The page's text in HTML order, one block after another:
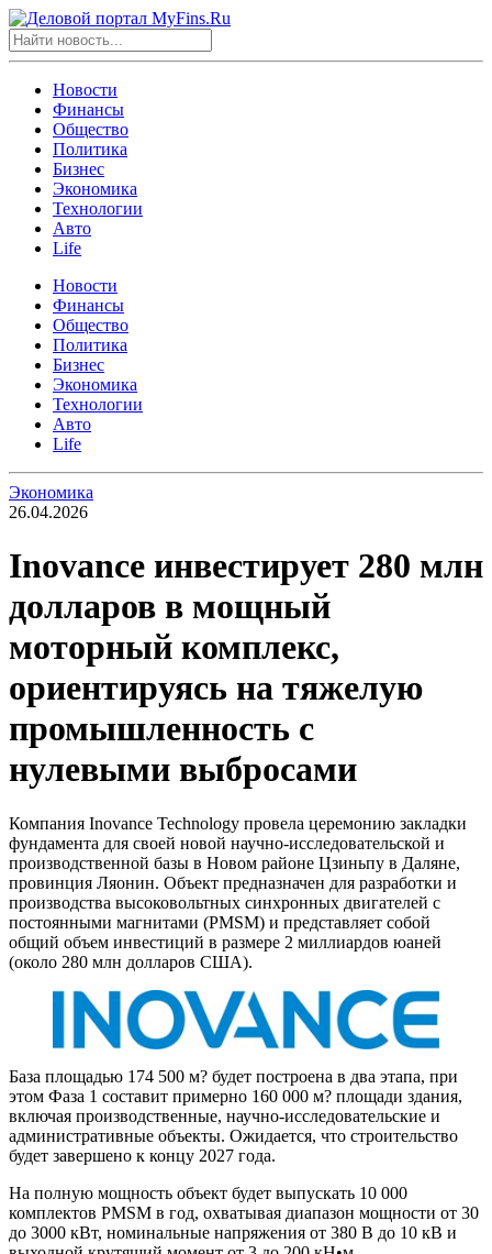
Новости
Финансы
Общество
Политика
Бизнес
Экономика
Технологии
Авто
Life
Новости
Финансы
Общество
Политика
Бизнес
Экономика
Технологии
Авто
Life
Экономика
26.04.2026
Inovance инвестирует 280 млн
долларов в мощный
моторный комплекс,
ориентируясь на тяжелую
промышленность с
нулевыми выбросами
Компания Inovance Technology провела церемонию закладки
фундамента для своей новой научно-исследовательской и
производственной базы в Новом районе Цзиньпу в Даляне,
провинция Ляонин. Объект предназначен для разработки и
производства высоковольтных синхронных двигателей с
постоянными магнитами (PMSM) и представляет собой
общий объем инвестиций в размере 2 миллиардов юаней
(около 280 млн долларов США).
База площадью 174 500 м? будет построена в два этапа, при
этом Фаза 1 составит примерно 160 000 м? площади здания,
включая производственные, научно-исследовательские и
административные объекты. Ожидается, что строительство
будет завершено к концу 2027 года.
На полную мощность объект будет выпускать 10 000
комплектов PMSM в год, охватывая диапазон мощности от 30
до 3000 кВт, номинальные напряжения от 380 В до 10 кВ и